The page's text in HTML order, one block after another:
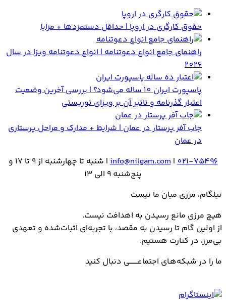
حقوق کارگری در اروپا | حداقل دستمزدها + مزایا
راهنمای جامع انواع دعوتنامه | انواع دعوتنامه ویزا در سال
2026
پاسپورت ایران 10 ساله می‌شود؟ | بررسی آخرین وضعیت
اعتبار گذرنامه و تاثیر آن بر ویزای توریستی
جاب آفر پرستار در عمان | شرایط + مدارک و مراحل پرستاری
در عمان
021-75496
|
info@nilgam.com
| شنبه تا چهارشنبه از 9 تا 17 و
پنج‌شنبه 9 الی 13
نیلگام، مرزی میان ما نیست
هیـچ مرزی مانع رسیـدن به اهدافت نیست.
از اولین گام تا رسیدن به مقصد، با تجربه‌ای اثبات‌شده و تعهدی
بی‌مرز، در کنارت هستیم.
ما را در شبکه‌هـای اجتماعــــــــی دنبال کنید